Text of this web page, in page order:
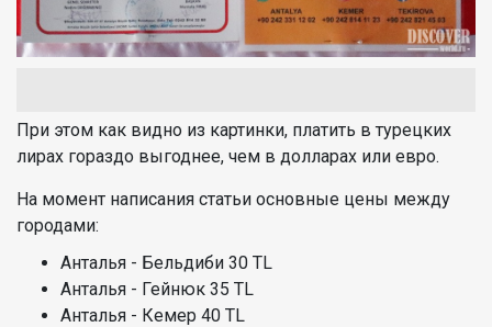
При этом как видно из картинки, платить в турецких
лирах гораздо выгоднее, чем в долларах или евро.
На момент написания статьи основные цены между
городами:
Анталья - Бельдиби 30 TL
Анталья - Гейнюк 35 TL
Анталья - Кемер 40 TL